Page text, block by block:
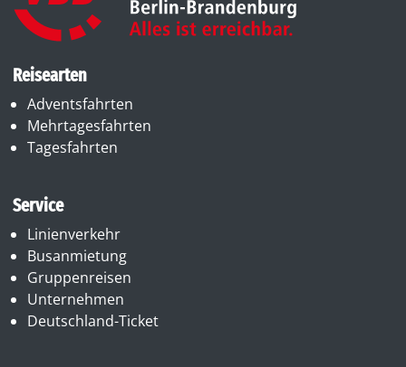
Reisearten
Adventsfahrten
Mehrtagesfahrten
Tagesfahrten
Service
Linienverkehr
Busanmietung
Gruppenreisen
Unternehmen
Deutschland-Ticket